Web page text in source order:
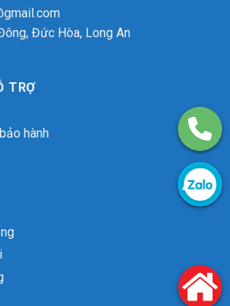
Đức Hòa, Long An
TRỢ
hành